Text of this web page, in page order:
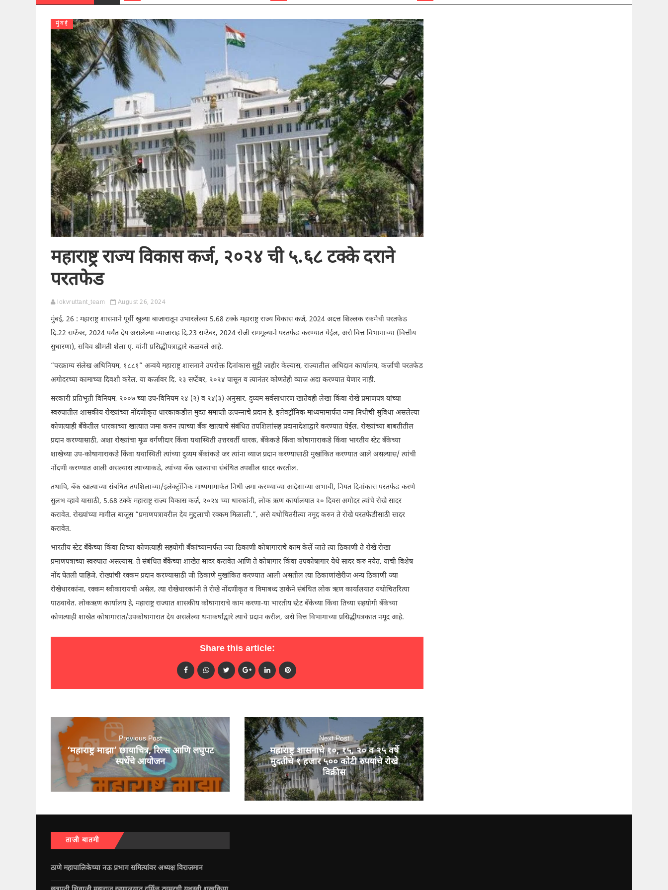
मुंबई
महाराष्ट्र राज्य विकास कर्ज, २०२४ ची ५.६८ टक्के दराने
परतफेड
lokvruttant_team August 26, 2024
मुंबई, 26 : महाराष्ट्र शासनाने पूर्वी खुल्या बाजारातून उभारलेल्या 5.68 टक्के महाराष्ट्र राज्य विकास कर्ज, 2024 अदत्त शिल्लक रकमेची परतफेड
दि.22 सप्टेंबर, 2024 पर्यंत देय असलेल्या व्याजासह दि.23 सप्टेंबर, 2024 रोजी सममूल्याने परतफेड करण्यात येईल, असे वित्त विभागाच्या (वित्तीय
सुधारणा), सचिव श्रीमती शैला ए. यांनी प्रसिद्धीपत्राद्वारे कळवले आहे.
“परक्राम्य संलेख अधिनियम, १८८१” अन्वये महाराष्ट्र शासनाने उपरोक्त दिनांकास सुट्टी जाहीर केल्यास, राज्यातील अधिदान कार्यालय, कर्जाची परतफेड
अगोदरच्या कामाच्या दिवशी करेल. या कर्जावर दि. २३ सप्टेंबर, २०२४ पासून व त्यानंतर कोणतेही व्याज अदा करण्यात येणार नाही.
सरकारी प्रतिभूती विनियम, २००७ च्या उप-विनियम २४ (२) व २४(३) अनुसार, दुय्यम सर्वसाधारण खातेवही लेखा किंवा रोखे प्रमाणपत्र यांच्या
स्वरुपातील शासकीय रोख्यांच्या नोंदणीकृत धारकाकडील मुदत समाप्ती उत्पन्नाचे प्रदान हे, इलेक्ट्रॉनिक माध्यमामार्फत जमा निधीची सुविधा असलेल्या
कोणत्याही बँकेतील धारकाच्या खात्यात जमा करुन त्याच्या बँक खात्याचे संबंधित तपशिलांसह प्रदानादेशाद्वारे करण्यात येईल. रोख्यांच्या बाबतीतील
प्रदान करण्यासाठी, अशा रोख्यांचा मूळ वर्गणीदार किंवा यथास्थिती उत्तरवर्ती धारक, बँकेकडे किंवा कोषागाराकडे किंवा भारतीय स्टेट बँकेच्या
शाखेच्या उप-कोषागाराकडे किंवा यथास्थिती त्यांच्या दुय्यम बँकांकडे जर त्यांना व्याज प्रदान करण्यासाठी मुखांकित करण्यात आले असल्यास/ त्यांची
नोंदणी करण्यात आली असल्यास त्याच्याकडे, त्यांच्या बँक खात्याचा संबंधित तपशील सादर करतील.
तथापि, बँक खात्याच्या संबधित तपशिलाच्या/इलेक्ट्रॉनिक माध्यमामार्फत निधी जमा करण्याच्या आदेशाच्या अभावी, नियत दिनांकास परतफेड करणे
सुलभ व्हावे यासाठी, 5.68 टक्के महाराष्ट्र राज्य विकास कर्ज, २०२४ च्या धारकांनी, लोक ऋण कार्यालयात २० दिवस अगोदर त्यांचे रोखे सादर
करावेत. रोख्यांच्या मागील बाजूस “प्रमाणपत्रावरील देय मुद्दलाची रक्कम मिळाली.”, असे यथोचितरीत्या नमूद करुन ते रोखे परतफेडीसाठी सादर
करावेत.
भारतीय स्टेट बँकेच्या किंवा तिच्या कोणत्याही सहयोगी बँकांच्यामार्फत ज्या ठिकाणी कोषागाराचे काम केलें जाते त्या ठिकाणी ते रोखे रोखा
प्रमाणपत्राच्या स्वरुपात असल्यास, ते संबंधित बँकेच्या शाखेत सादर करावेत आणि ते कोषागार किंवा उपकोषागार येथे सादर करु नयेत, याची विशेष
नोंद घेतली पाहिजे. रोख्यांची रक्कम प्रदान करण्यासाठी जी ठिकाणे मुखांकित करण्यात आली असतील त्या ठिकाणांखेरीज अन्य ठिकाणी ज्या
रोखेधारकांना, रक्कम स्वीकारायची असेल, त्या रोखेधारकांनी ते रोखे नोंदणीकृत व विमाबध्द डाकेने संबंधित लोक ऋण कार्यालयात यथोचितरित्या
पाठवावेत. लोकऋण कार्यालय हे, महाराष्ट्र राज्यात शासकीय कोषागाराचे काम करणा-या भारतीय स्टेट बँकेच्या किंवा तिच्या सहयोगी बँकेच्या
कोणत्याही शाखेत कोषागारात/उपकोषागारात देय असलेल्या धनाकर्षाद्वारे त्याचे प्रदान करील, असे वित्त विभागाच्या प्रसिद्धीपत्रकात नमूद आहे.
Share this article:
Previous Post
‘महाराष्ट्र माझा’ छायाचित्र, रिल्स आणि लघुपट
स्पर्धेचे आयोजन
Next Post
महाराष्ट्र शासनाचे १०, १५, २० व २५ वर्षे
मुदतीचे १ हजार ५०० कोटी रुपयांचे रोखे
विक्रीस
ताजी बातमी
ठाणे महापालिकेच्या नऊ प्रभाग समित्यांवर अध्यक्ष विराजमान